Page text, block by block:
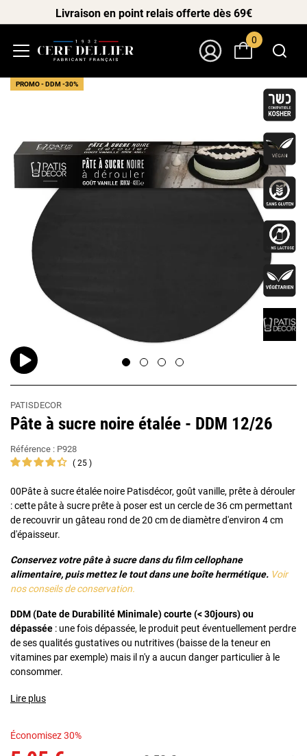
Livraison en point relais offerte dès 69€
0
PATISDECOR
Pâte à sucre noire étalée - DDM 12/26
Référence : P928
25
00Pâte à sucre étalée noire Patisdécor, goût vanille, prête à dérouler
: cette pâte à sucre prête à poser est un cercle de 36 cm permettant
de recouvrir un gâteau rond de 20 cm de diamètre d'environ 4 cm
d'épaisseur.
Conservez votre pâte à sucre dans du film cellophane
alimentaire, puis mettez le tout dans une boîte hermétique. Voir
nos conseils de conservation.
DDM (Date de Durabilité Minimale) courte (< 30jours) ou
dépassée : une fois dépassée, le produit peut éventuellement perdre
de ses qualités gustatives ou nutritives (baisse de la teneur en
vitamines par exemple) mais il n'y a aucun danger particulier à le
consommer.
Lire plus
Économisez 30%
PROMO - DDM -30%